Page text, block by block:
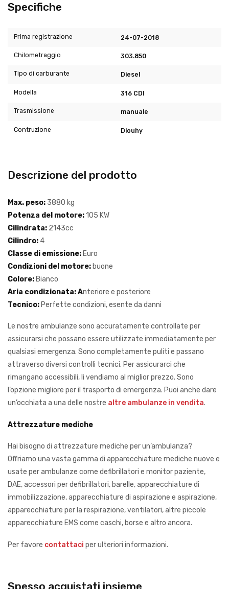
Specifiche
Prima registrazione 24-07-2018
Chilometraggio 303.850
Tipo di carburante Diesel
Modella 316 CDI
Trasmissione manuale
Contruzione Dlouhy
Descrizione del prodotto
Max. peso: 3880 kg
Potenza del motore:105 KW
Cilindrata: 2143cc
Cilindro: 4
Classe di emissione: Euro
Condizioni del motore: buone
Colore: Bianco
Aria condizionata: Anteriore e posteriore
Tecnico: Perfette condizioni, esente da danni
Le nostre ambulanze sono accuratamente controllate per
assicurarsi che possano essere utilizzate immediatamente per
qualsiasi emergenza. Sono completamente puliti e passano
attraverso diversi controlli tecnici. Per assicurarci che
rimangano accessibili, li vendiamo al miglior prezzo. Sono
l’opzione migliore per il trasporto di emergenza. Puoi anche dare
un’occhiata a una delle nostre altre ambulanze in vendita.
Attrezzature mediche
Hai bisogno di attrezzature mediche per un’ambulanza?
Offriamo una vasta gamma di apparecchiature mediche nuove e
usate per ambulanze come defibrillatori e monitor paziente,
DAE, accessori per defibrillatori, barelle, apparecchiature di
immobilizzazione, apparecchiature di aspirazione e aspirazione,
apparecchiature per la respirazione, ventilatori, altre piccole
apparecchiature EMS come caschi, borse e altro ancora.
Per favore contattaci per ulteriori informazioni.
Spesso acquistati insieme